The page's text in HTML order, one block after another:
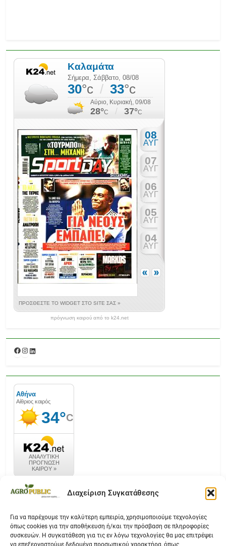
Διαχείριση Συγκατάθεσης
Για να παρέχουμε την καλύτερη εμπειρία, χρησιμοποιούμε τεχνολογίες
όπως cookies για την αποθήκευση ή/και την πρόσβαση σε πληροφορίες
συσκευών. Η συγκατάθεση για τις εν λόγω τεχνολογίες θα μας επιτρέψει
να επεξεργαστούμε δεδομένα προσωπικού χαρακτήρα, όπως
πρόγνωση καιρού από το k24.net
Facebook
Instagram
Linkedin
καιρός k24.net
Επικοινωνία